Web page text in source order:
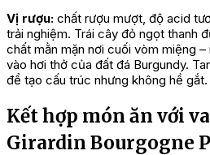
Vị rượu: chất rượu mượt, độ acid
trải nghiệm. Trái cây đỏ ngọt thanh
chất mằn mặn nơi cuối vòm miệng
vào hơi thở của đất đá Burgundy.
để tạo cấu trúc nhưng không hề gắt.
Kết hợp món ăn với
Girardin Bourgogne